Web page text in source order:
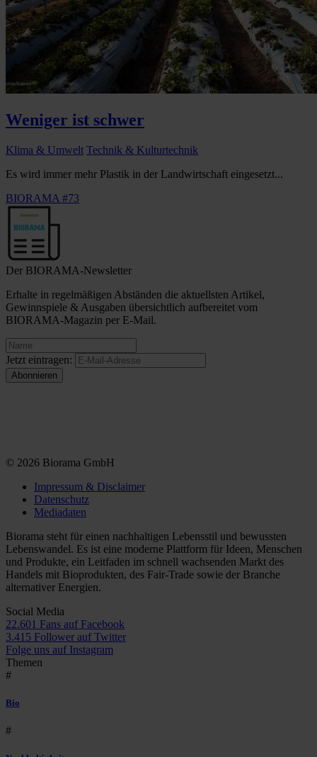
Weniger ist schwer
Klima & Umwelt Technik & Kulturtechnik
Es wird immer mehr Plastik in der Landwirtschaft eingesetzt...
BIORAMA #73
Der BIORAMA-Newsletter
Erhalte in regelmäßigen Abständen die aktuellsten Artikel,
Gewinnspiele & Ausgaben übersichtlich aufbereitet vom
BIORAMA-Magazin per E-Mail.
Jetzt eintragen:
© 2026 Biorama GmbH
Impressum & Disclaimer
Datenschutz
Mediadaten
Biorama steht für einen nachhaltigen Lebensstil und bewussten
Lebenswandel. Es ist eine moderne Plattform für Ideen, Menschen
und Produkte, ein Leitfaden im schnell wachsenden Markt des
Handels mit Bioprodukten, des Fair-Trade sowie der Branche
alternativer Energien.
Social Media
22.601 Fans auf Facebook
3.415 Follower auf Twitter
Folge uns auf Instagram
Themen
#
Bio
#